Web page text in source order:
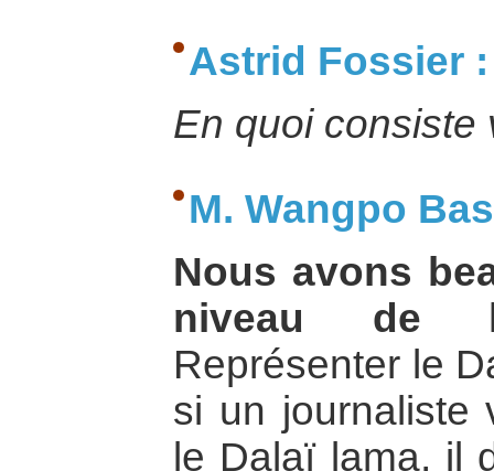
Astrid Fossier :
En quoi consiste
M. Wangpo
Nous avons
niveau de
Représenter le
si un journaliste
le Dalaï lama, il